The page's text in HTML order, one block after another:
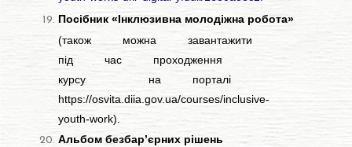
Посібник «Інклюзивна молодіжна робота»
(також можна завантажити
під час проходження
курсу на порталі
https://osvita.diia.gov.ua/courses/inclusive-
youth-work).
Альбом безбар’єрних рішень